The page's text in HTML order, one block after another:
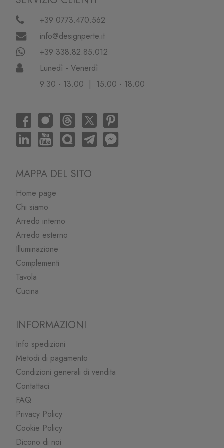
+39 0773.470.562
info@designperte.it
+39 338.82.85.012
Lunedì - Venerdì
9.30 - 13.00 | 15.00 - 18.00
MAPPA DEL SITO
Home page
Chi siamo
Arredo interno
Arredo esterno
Illuminazione
Complementi
Tavola
Cucina
INFORMAZIONI
Info spedizioni
Metodi di pagamento
Condizioni generali di vendita
Contattaci
FAQ
Privacy Policy
Cookie Policy
Dicono di noi